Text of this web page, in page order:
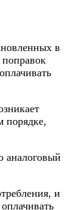
в
порядке,
аналоговый
и